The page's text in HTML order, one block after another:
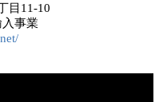
目11-10
事業